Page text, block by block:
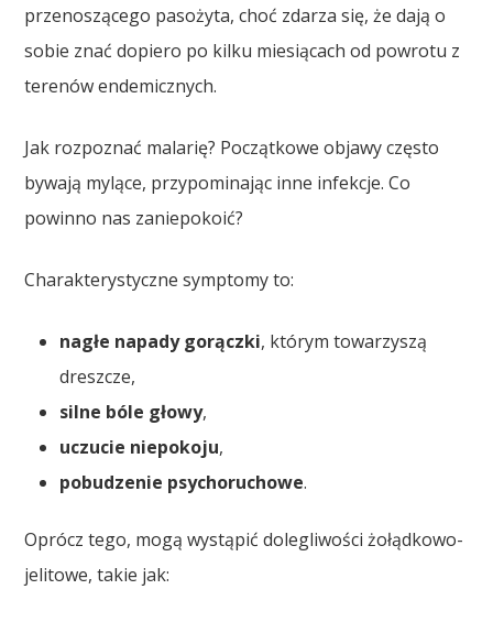
przenoszącego pasożyta, choć zdarza się, że dają o
sobie znać dopiero po kilku miesiącach od powrotu z
terenów endemicznych.
Jak rozpoznać malarię? Początkowe objawy często
bywają mylące, przypominając inne infekcje. Co
powinno nas zaniepokoić?
Charakterystyczne symptomy to:
nagłe napady gorączki, którym towarzyszą
dreszcze,
silne bóle głowy,
uczucie niepokoju,
pobudzenie psychoruchowe.
Oprócz tego, mogą wystąpić dolegliwości żołądkowo-
jelitowe, takie jak: